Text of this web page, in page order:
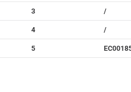
3 /
4 /
5